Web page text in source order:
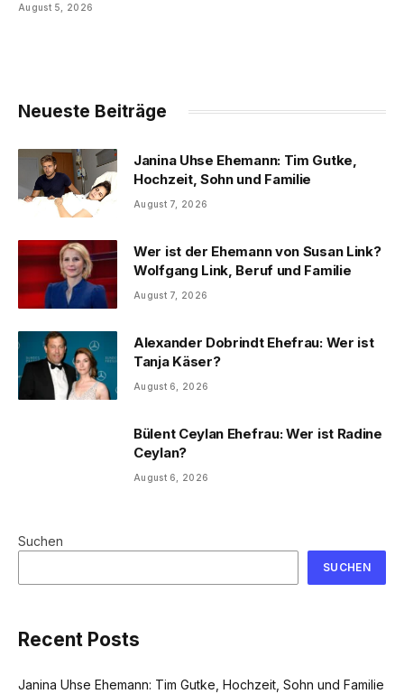
August 5, 2026
Neueste Beiträge
Janina Uhse Ehemann: Tim Gutke,
Hochzeit, Sohn und Familie
August 7, 2026
Wer ist der Ehemann von Susan Link?
Wolfgang Link, Beruf und Familie
August 7, 2026
Alexander Dobrindt Ehefrau: Wer ist
Tanja Käser?
August 6, 2026
Bülent Ceylan Ehefrau: Wer ist Radine
Ceylan?
August 6, 2026
Suchen
SUCHEN
Recent Posts
Janina Uhse Ehemann: Tim Gutke, Hochzeit, Sohn und Familie